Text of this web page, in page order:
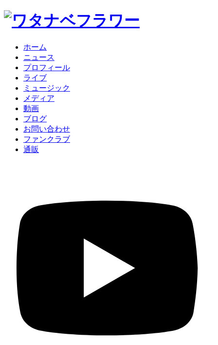
ホーム
ニュース
プロフィール
ライブ
ミュージック
メディア
動画
ブログ
お問い合わせ
ファンクラブ
通販